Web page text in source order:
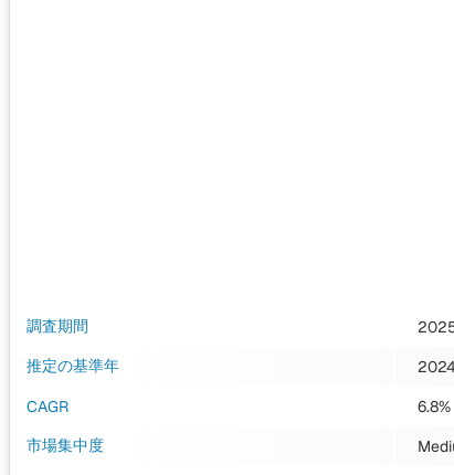
調査期間
推定の基準年
2024
CAGR
6.8%
市場集中度